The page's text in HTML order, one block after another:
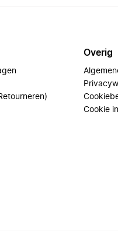
Overig
Cookie